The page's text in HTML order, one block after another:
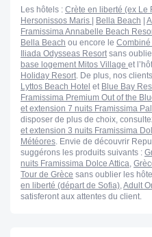
pas être tombée sur le bon garçon, ils n étaient pas
pour le prix c'est un peu
très serviable, efficace et
Les hôtels : Crète en liberté (ex Le
Hersonissos Maris
Bella Beach
Framissima Annabelle Beach
Bella Beach ou encore le Combiné
Iliada Odysseas Resortsans
base logement Mitos Village et
Holiday Resort. De plus, nos
Lyttos Beach Hotel et Blue Bay
Framissima Premium Out of the
et extension 7 nuits Framissima
disposer de plus de choix,
et extension 3 nuits Framissima
Météores. Envie de découvrir
suggérons les produits suivants :
nuits Framissima Dolce Attica,
Tour de Grèce sans oublier les
en liberté (départ de Sofia),Adult
satisferont aux attentes du client.